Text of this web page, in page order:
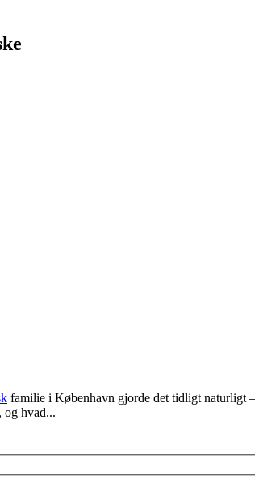
familie i København gjorde det tidligt naturligt
og hvad...